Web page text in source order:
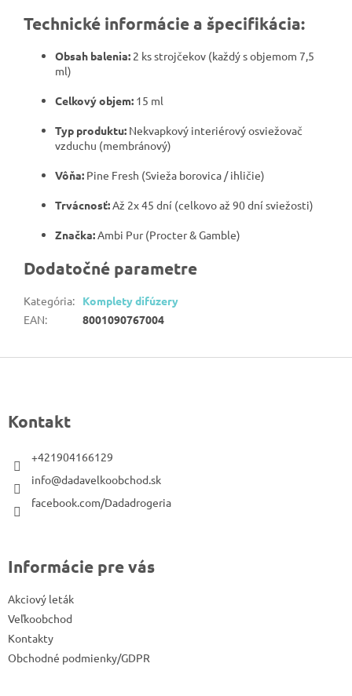
Technické informácie a špecifikácia:
Obsah balenia: 2 ks strojčekov (každý s objemom 7,5
ml)
Celkový objem: 15 ml
Typ produktu: Nekvapkový interiérový osviežovač
vzduchu (membránový)
Vôňa: Pine Fresh (Svieža borovica / ihličie)
Trvácnosť:Až 2x 45 dní (celkovo až 90 dní sviežosti)
Značka:Ambi Pur (Procter & Gamble)
Dodatočné parametre
Kategória:
Komplety difúzery
EAN: 8001090767004
Z
p
äKontakt
+421904166129
info@dadavelkoobchod.sk
facebook.com/Dadadrogeria
Informácie pre vás
Akciový leták
Veľkoobchod
Kontakty
Obchodné podmienky/GDPR